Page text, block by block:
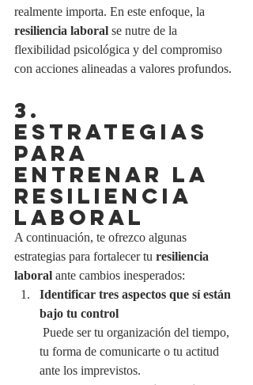
realmente importa. En este enfoque, la
resiliencia laboral se nutre de la
flexibilidad psicológica y del compromiso
con acciones alineadas a valores profundos.
3.
ESTRATEGIAS
PARA
ENTRENAR LA
RESILIENCIA
LABORAL
A continuación, te ofrezco algunas
estrategias para fortalecer tu resiliencia
laboral ante cambios inesperados:
Identificar tres aspectos que sí están
bajo tu control
tu forma de comunicarte o tu actitud
ante los imprevistos.